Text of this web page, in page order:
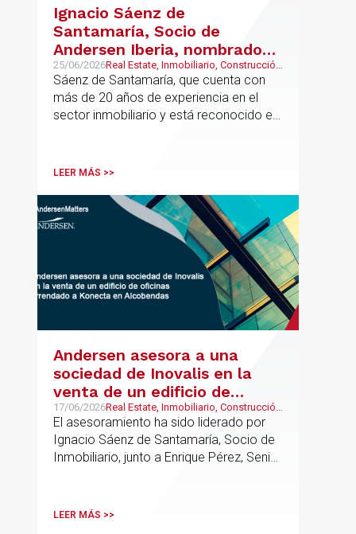
Ignacio Sáenz de
Santamaría, Socio de
Andersen Iberia, nombrado
director europeo de
Inmobiliario de Andersen
25/06/2026Real Estate, Inmobiliario, Construcción
y Urbanismo
Sáenz de Santamaría, que cuenta con
más de 20 años de experiencia en el
sector inmobiliario y está reconocido en
codirigirá el EU Real Estate Industry
UK.
LEER MÁS >>
Andersen asesora a una
sociedad de Inovalis en la
venta de un edificio de
oficinas arrendado a Konecta
en Alcobendas
17/06/2026Real Estate, Inmobiliario, Construcción
y Urbanismo
El asesoramiento ha sido liderado por
Ignacio Sáenz de Santamaría, Socio de
Inmobiliario, junto a Enrique Pérez, Senior
LEER MÁS >>